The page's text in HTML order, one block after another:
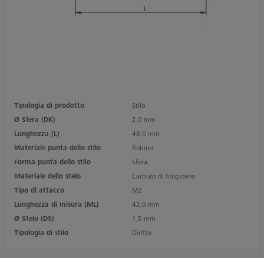
Tipologia di prodotto
Stilo
Ø Sfera (DK)
2,0 mm
Lunghezza (L)
48,0 mm
Materiale punta dello stilo
Rubino
Forma punta dello stilo
Sfera
Materiale dello stelo
Carburo di tungsteno
Tipo di attacco
M2
Lunghezza di misura (ML)
42,0 mm
Ø Stelo (DS)
1,5 mm
Tipologia di stilo
Diritto